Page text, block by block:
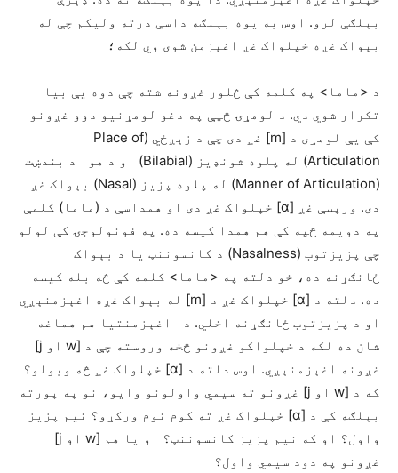
بېلګې لرو. اوس به یوه بېلګه داسې درته ولیکم چې له
بېواک غږه خپلواک غږ اغېزمن شوی وي لکه؛
د <ماما> په کلمه کې څلور غږونه شته چې دوه یې بیا
تکرار شوي دي. د لومړۍ څپې په دغو لومړنيو دوو غږونو
کې یې لومړی د [m] غږ دی چې د زېږځي (Place of
Articulation) له پلوه شونډيز (Bilabial) او د هوا د بندښت
(Manner of Articulation) له پلوه پزیز (Nasal) بېواک غږ
دی. ورپسې غږ [ɑ] خپلواک غږ دی او همداسې د (ماما) کلمې
په دویمه څپه کې هم همدا کیسه ده. په فونولوجۍ کې لولو
چې پزیزتوب (Nasalness) د کانسوننټ یا د بېواک
ځانګړنه ده، خو دلته په <ماما> کلمه کې څه بله کیسه
ده. دلته د [ɑ] خپلواک غږ د [m] له بېواک غږه اغېزمنېږي
او د پزیزتوب ځانګړنه اخلي. دا اغېزمنتیا هم هماغه
شان ده لکه د خپلواکو غږونو څخه وروسته چې د [w او j]
غږونه اغېزمنېږي. اوس دلته د [ɑ] خپلواک غږ څه وبولو؟
که د [w او j] غږونو ته سیمي واولونو وایو، نو په پورته
بېلګه کې د [ɑ] خپلواک غږ ته کوم نوم ورکړو؟ نیم پزیز
واول؟ او که نیم پزیز کانسوننټ؟ او یا هم [w او j]
غږونو په دود سیمي واول؟